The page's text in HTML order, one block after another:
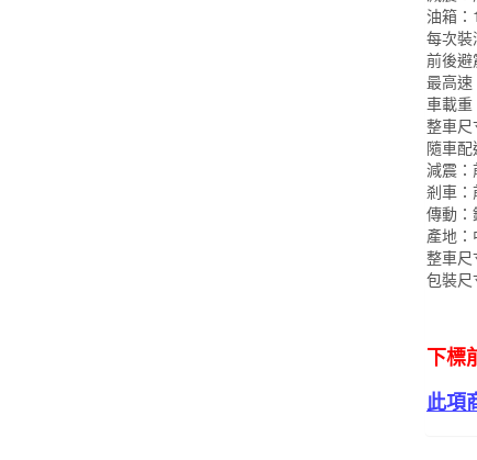
油箱
每次
前後避
最高
車載
整車尺
隨車
減震
剎車：
傳動：
產地：
整車尺
包裝
下
此項